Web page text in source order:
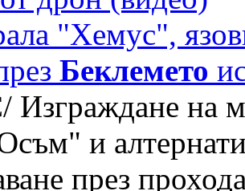
"Хемус",
Беклемето
на
и
през